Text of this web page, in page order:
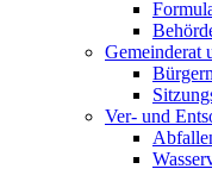
Gemeinderat
Ver- und